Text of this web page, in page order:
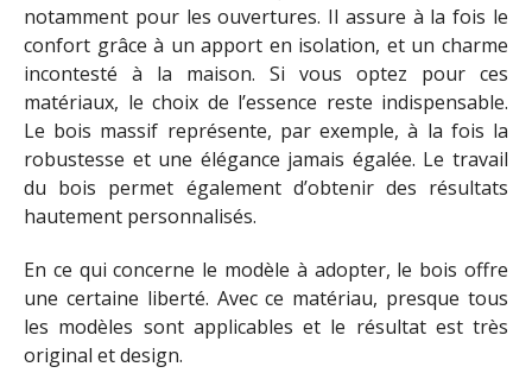
notamment pour les ouvertures. Il assure à la fois le
confort grâce à un apport en isolation, et un charme
incontesté à la maison. Si vous optez pour ces
matériaux, le choix de l’essence reste indispensable.
Le bois massif représente, par exemple, à la fois la
robustesse et une élégance jamais égalée. Le travail
du bois permet également d’obtenir des résultats
hautement personnalisés.
En ce qui concerne le modèle à adopter, le bois offre
une certaine liberté. Avec ce matériau, presque tous
les modèles sont applicables et le résultat est très
original et design.